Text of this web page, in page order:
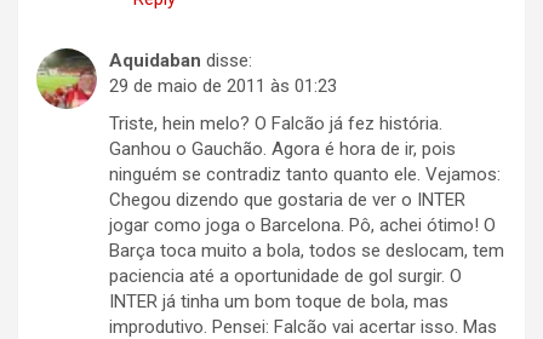
Aquidaban disse:
29 de maio de 2011 às 01:23
Triste, hein melo? O Falcão já fez história.
Ganhou o Gauchão. Agora é hora de ir, pois
ninguém se contradiz tanto quanto ele. Vejamos:
Chegou dizendo que gostaria de ver o INTER
jogar como joga o Barcelona. Pô, achei ótimo! O
Barça toca muito a bola, todos se deslocam, tem
paciencia até a oportunidade de gol surgir. O
INTER já tinha um bom toque de bola, mas
improdutivo. Pensei: Falcão vai acertar isso. Mas